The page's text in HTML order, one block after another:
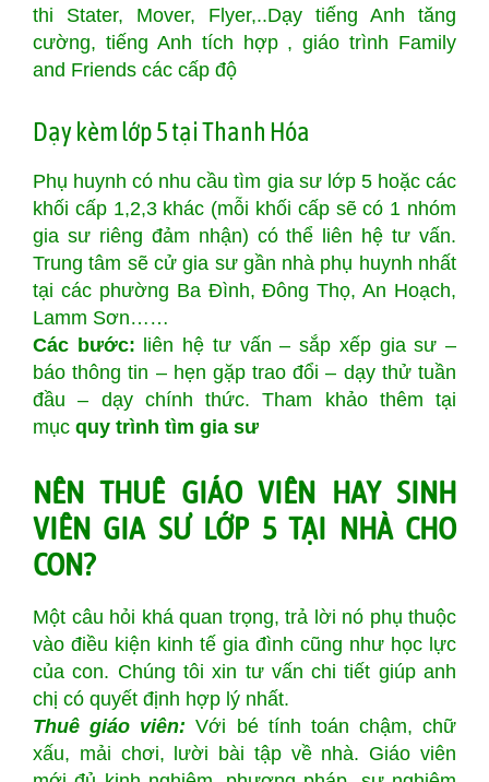
thi Stater, Mover, Flyer,..Dạy tiếng Anh tăng
cường, tiếng Anh tích hợp , giáo trình Family
and Friends các cấp độ
Dạy kèm lớp 5 tại Thanh Hóa
Phụ huynh có nhu cầu tìm gia sư lớp 5 hoặc các
khối cấp 1,2,3 khác (mỗi khối cấp sẽ có 1 nhóm
gia sư riêng đảm nhận) có thể liên hệ tư vấn.
Trung tâm sẽ cử gia sư gần nhà phụ huynh nhất
tại các phường Ba Đình, Đông Thọ, An Hoạch,
Lamm Sơn……
Các bước: liên hệ tư vấn – sắp xếp gia sư –
báo thông tin – hẹn gặp trao đổi – dạy thử tuần
đầu – dạy chính thức. Tham khảo thêm tại
mục quy trình tìm gia sư
NÊN THUÊ GIÁO VIÊN HAY SINH
VIÊN GIA SƯ LỚP 5 TẠI NHÀ CHO
CON?
Một câu hỏi khá quan trọng, trả lời nó phụ thuộc
vào điều kiện kinh tế gia đình cũng như học lực
của con. Chúng tôi xin tư vấn chi tiết giúp anh
chị có quyết định hợp lý nhất.
Thuê giáo viên: Với bé tính toán chậm, chữ
xấu, mải chơi, lười bài tập về nhà. Giáo viên